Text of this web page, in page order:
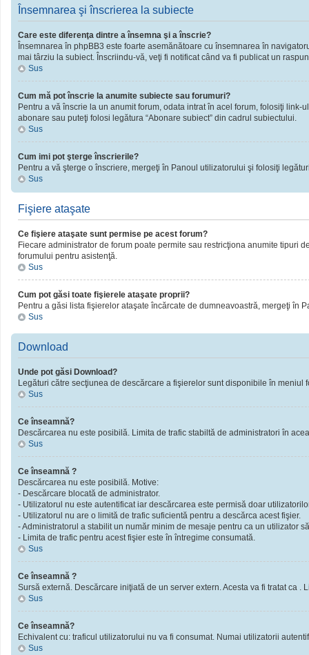
Însemnarea şi înscrierea la subiecte
Care este diferenţa dintre a însemna şi a înscrie?
Însemnarea în phpBB3 este foarte asemănătoare cu însemnarea în
mai târziu la subiect. Înscriindu-vă, veţi fi notificat când va fi publicat un
Sus
Cum mă pot înscrie la anumite subiecte sau forumuri?
Pentru a vă înscrie la un anumit forum, odata intrat în acel forum, folosiţi
abonare sau puteţi folosi legătura “Abonare subiect” din cadrul subiectului.
Sus
Cum imi pot şterge înscrierile?
Pentru a vă şterge o înscriere, mergeţi în Panoul utilizatorului şi folosiţi
Sus
Fişiere ataşate
Ce fişiere ataşate sunt permise pe acest forum?
Fiecare administrator de forum poate permite sau restricţiona anumite tipuri
forumului pentru asistenţă.
Sus
Cum pot găsi toate fişierele ataşate proprii?
Pentru a găsi lista fişierelor ataşate încărcate de dumneavoastră, mergeţi în
Sus
Download
Unde pot găsi Download?
Legături către secţiunea de descărcare a fişierelor sunt disponibile în meniul
Sus
Ce înseamnă?
Descărcarea nu este posibilă. Limita de trafic stabiltă de administratori în
Sus
Ce înseamnă ?
Descărcarea nu este posibilă. Motive:
- Descărcare blocată de administrator.
- Utilizatorul nu este autentificat iar descărcarea este permisă doar
- Utilizatorul nu are o limită de trafic suficientă pentru a descărca acest fişier.
- Administratorul a stabilit un număr minim de mesaje pentru ca un utilizator
- Limita de trafic pentru acest fişier este în întregime consumată.
Sus
Ce înseamnă ?
Sursă externă. Descărcare iniţiată de un server extern. Acesta va fi tratat ca
Sus
Ce înseamnă?
Echivalent cu: traficul utilizatorului nu va fi consumat. Numai utilizatorii
Sus